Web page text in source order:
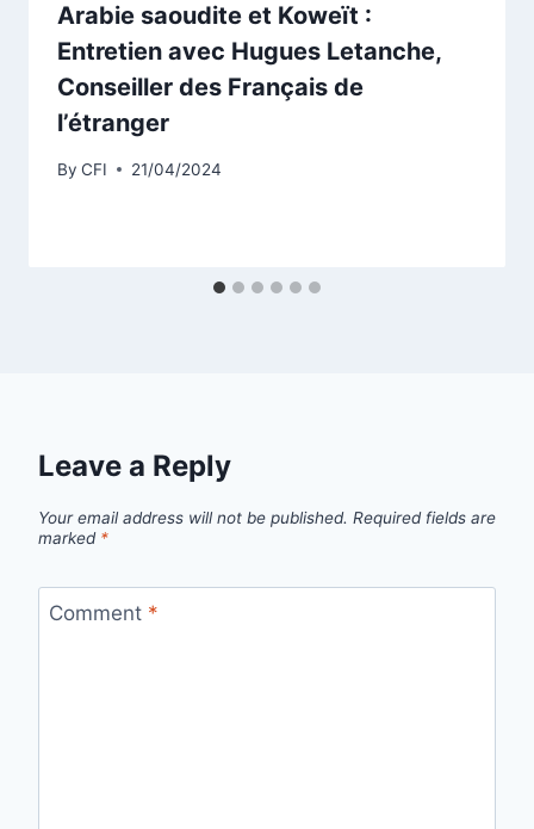
Arabie saoudite et Koweït :
Entretien avec Hugues Letanche,
Conseiller des Français de
l’étranger
By CFI 21/04/2024
Leave a Reply
Your email address will not be published. Required fields are
marked *
Comment *